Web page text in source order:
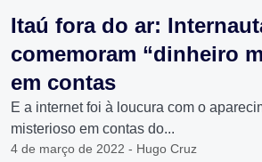
Itaú fora do ar:
comemoram “dinheiro
em contas
E a internet foi à loucura com o
misterioso em contas do...
4 de março de 2022 - Hugo Cruz